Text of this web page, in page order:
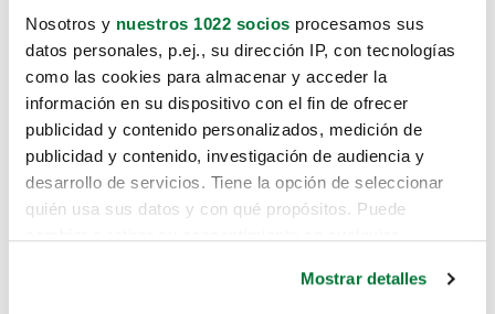
Nosotros y nuestros 1022 socios procesamos sus
datos personales, p.ej., su dirección IP, con tecnologías
como las cookies para almacenar y acceder la
información en su dispositivo con el fin de ofrecer
publicidad y contenido personalizados, medición de
publicidad y contenido, investigación de audiencia y
desarrollo de servicios. Tiene la opción de seleccionar
quién usa sus datos y con qué propósitos. Puede
Mostrar detalles
Lo sentimos, no sabemos como
te hemos traido hasta aquí.
Pero puedes encontrar el coche que estás
buscando en alguno de estos enlaces: